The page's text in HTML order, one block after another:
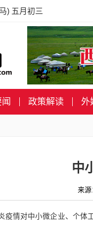
) 五月初三
政策解读 外
中
来
疫情对中小微企业、个体